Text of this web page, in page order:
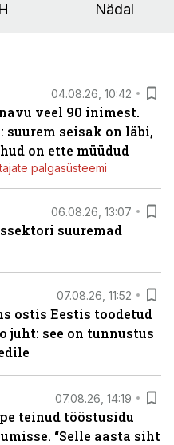
Nädal
04.08.26, 10:42
veel 90 inimest.
seisak on läbi,
on ette müüdud
palgasüsteemi
06.08.26, 13:07
suuremad
07.08.26, 11:52
ostis Eestis toodetud
juht: see on tunnustus
07.08.26, 14:19
teinud tööstusidu
“Selle aasta siht